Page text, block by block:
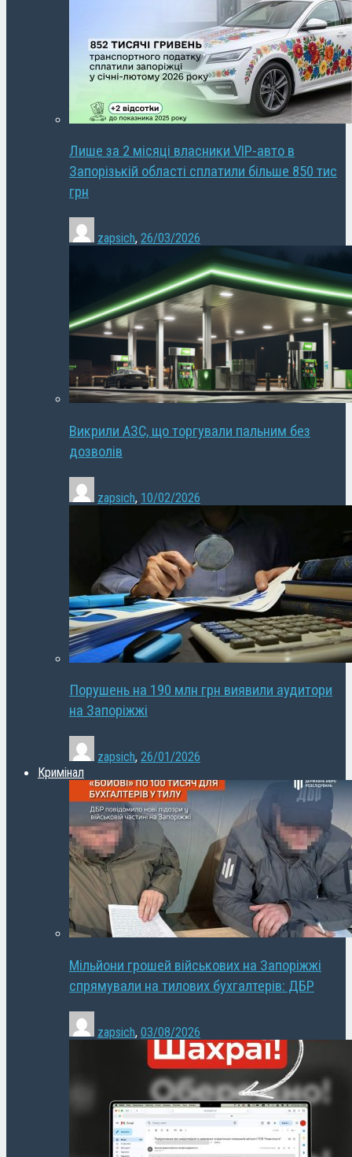
Лише за 2 місяці власники VIP-авто в
Запорізькій області сплатили більше 850 тис
грн
zapsich, 26/03/2026
Викрили АЗС, що торгували пальним без
дозволів
zapsich, 10/02/2026
Порушень на 190 млн грн виявили аудитори
на Запоріжжі
zapsich, 26/01/2026
Кримінал
Мільйони грошей військових на Запоріжжі
спрямували на тилових бухгалтерів: ДБР
zapsich, 03/08/2026